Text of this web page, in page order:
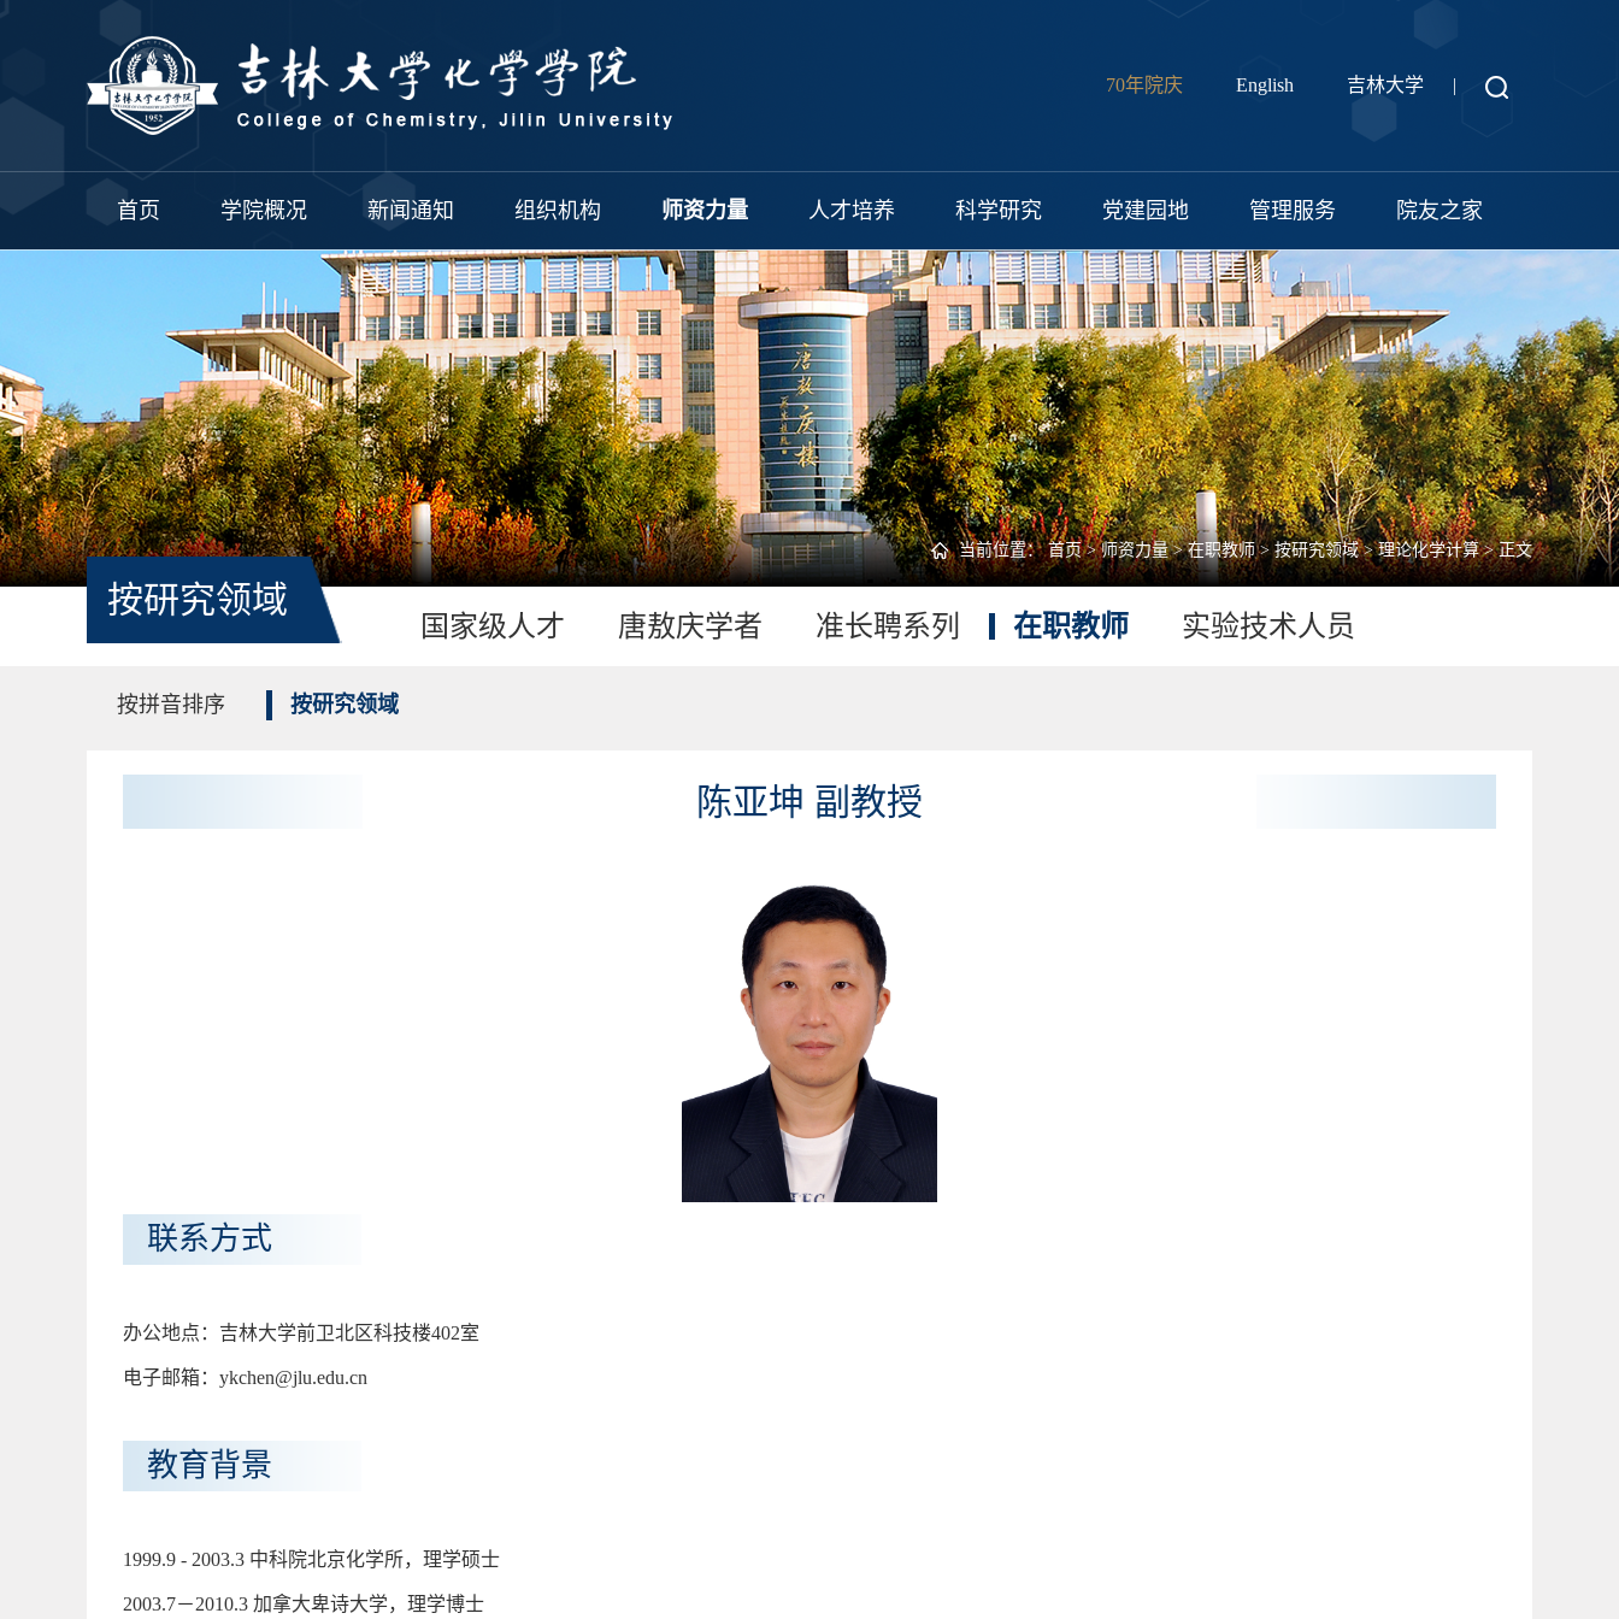
70年院庆 English 吉林大学 |
首页 学院概况 新闻通知 组织机构 师资力量 人才培养 科学研究 党建园地 管理服务 院友之家
当前位置：首页>师资力量>在职教师>按研究领域>理论化学计算> 正文
按研究领域
国家级人才 唐敖庆学者 准长聘系列 在职教师
按拼音排序 按研究领域
实验技术人员
陈亚坤 副教授
联系方式
办公地点：吉林大学前卫北区科技楼402室
电子邮箱：ykchen@jlu.edu.cn
教育背景
1999.9 - 2003.3 中科院北京化学所，理学硕士
2003.7－2010.3 加拿大卑诗大学，理学博士